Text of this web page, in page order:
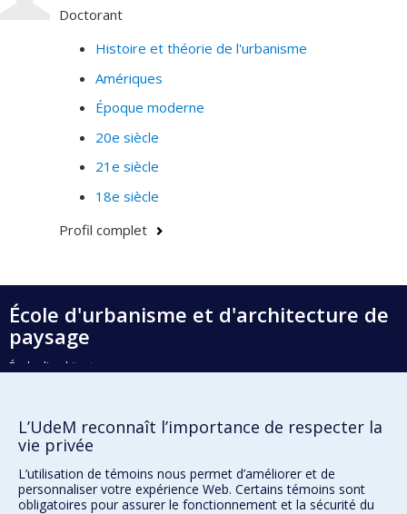
· Histoire et théorie des places, jardins, squares et
parcs urbains
· Paysages culturels et urbains
· Patrimoine urbain
· Urbanisme tactique et occupation transitoire
· Planification stratégique
· Histoire et développement urbain de Montréal
·
Je détiens une expertise particulière sur l’histoire, la
théorie et la production des squares-jardins et des
parcs urbains au XIXe et XXe siècle en Occident.
Doctorant
Histoire et théorie de l'urbanisme
Amériques
Époque moderne
20e siècle
21e siècle
18e siècle
Profil complet
École d'urbanisme et d'architecture de
paysage
École d'architecture
Plan du site
L’UdeM reconnaît l’importance de respecter la
vie privée
L’utilisation de témoins nous permet d’améliorer et de
personnaliser votre expérience Web. Certains témoins sont
obligatoires pour assurer le fonctionnement et la sécurité du